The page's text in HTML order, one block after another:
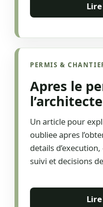
PERMIS &
Apres le
Un article pour
oubliee apres
details
suivi et decisions